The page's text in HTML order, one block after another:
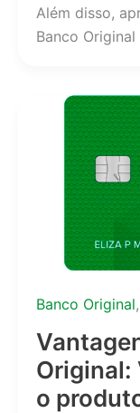
Além disso,
Banco
Banco Original,
Original:
o